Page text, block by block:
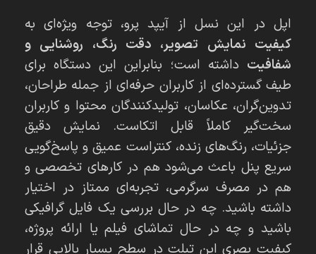
اپل در این نسل از آیپد پرو، توجه ویژه‌ای به
کیفیت نمایش تصویر، دقت رنگ، روشنایی و
شفافیت داشته است؛ بنابراین این دستگاه برای
طیف گسترده‌ای از کاربران حرفه‌ای از جمله طراحان،
تدوین‌گران، عکاسان، تولیدکنندگان محتوا و کاربران
سخت‌گیر کاملاً قابل اتکاست. نمایش دقیق
جزئیات، رنگ‌های زنده، کنتراست عمیق و پاسخ‌گویی
سریع پنل باعث می‌شود هم در کارهای تخصصی و
هم در مصرف سرگرمی، تجربه‌ای ممتاز در اختیار
داشته باشید. چه در حال بررسی یک فایل گرافیکی
باشید و چه در حال تماشای فیلم یا ارائه پروژه،
کیفیت بصری این تبلت در سطح بسیار بالایی قرار